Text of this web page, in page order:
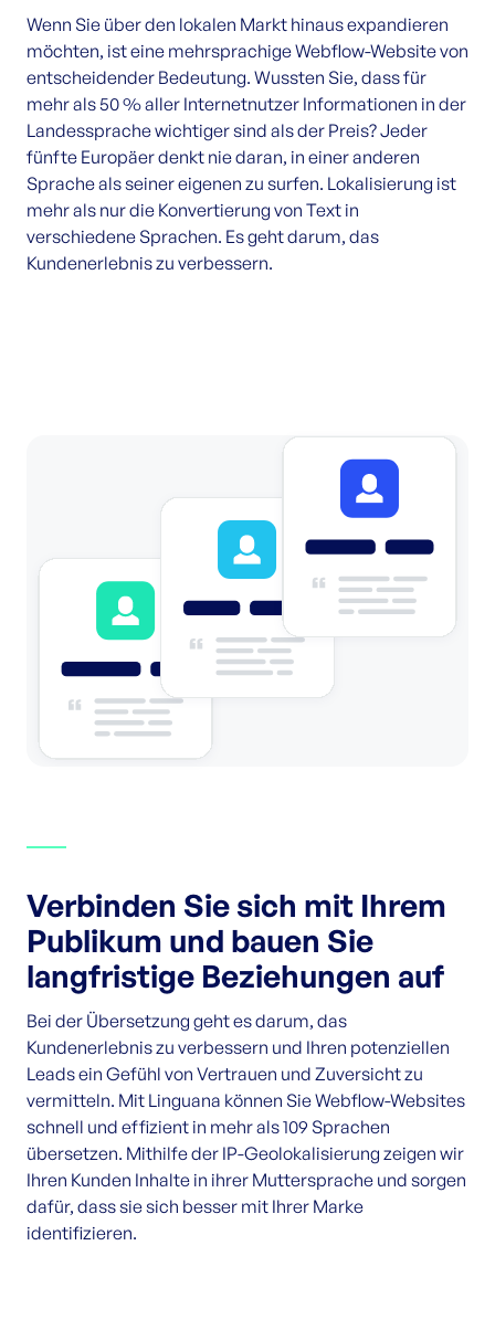
Wenn Sie über den lokalen Markt hinaus expandieren
möchten, ist eine mehrsprachige Webflow-Website von
entscheidender Bedeutung. Wussten Sie, dass für
mehr als 50 % aller Internetnutzer Informationen in der
Landessprache wichtiger sind als der Preis? Jeder
fünfte Europäer denkt nie daran, in einer anderen
Sprache als seiner eigenen zu surfen. Lokalisierung ist
mehr als nur die Konvertierung von Text in
verschiedene Sprachen. Es geht darum, das
Kundenerlebnis zu verbessern.
Verbinden Sie sich mit Ihrem
Publikum und bauen Sie
langfristige Beziehungen auf
Bei der Übersetzung geht es darum, das
Kundenerlebnis zu verbessern und Ihren potenziellen
Leads ein Gefühl von Vertrauen und Zuversicht zu
vermitteln. Mit Linguana können Sie Webflow-Websites
schnell und effizient in mehr als 109 Sprachen
übersetzen. Mithilfe der IP-Geolokalisierung zeigen wir
Ihren Kunden Inhalte in ihrer Muttersprache und sorgen
dafür, dass sie sich besser mit Ihrer Marke
identifizieren.